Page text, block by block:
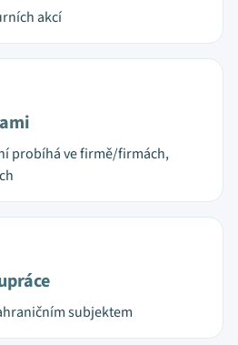
akcí
probíhá ve firmě/firmách,
subjektem